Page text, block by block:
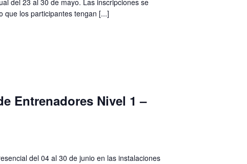
del 23 al 30 de mayo. Las inscripciones se
que los participantes tengan [...]
Entrenadores Nivel 1 –
del 04 al 30 de junio en las instalaciones